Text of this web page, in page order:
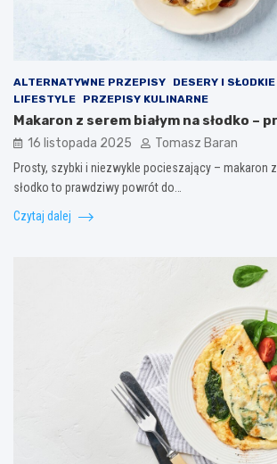
ALTERNATYWNE PRZEPISY DESERY I
LIFESTYLE
PRZEPISY KULINARNE
Makaron z serem białym na słodko –
16 listopada 2025 Tomasz Baran
Prosty, szybki i niezwykle pocieszający – makaron
słodko to prawdziwy powrót do…
Czytaj dalej